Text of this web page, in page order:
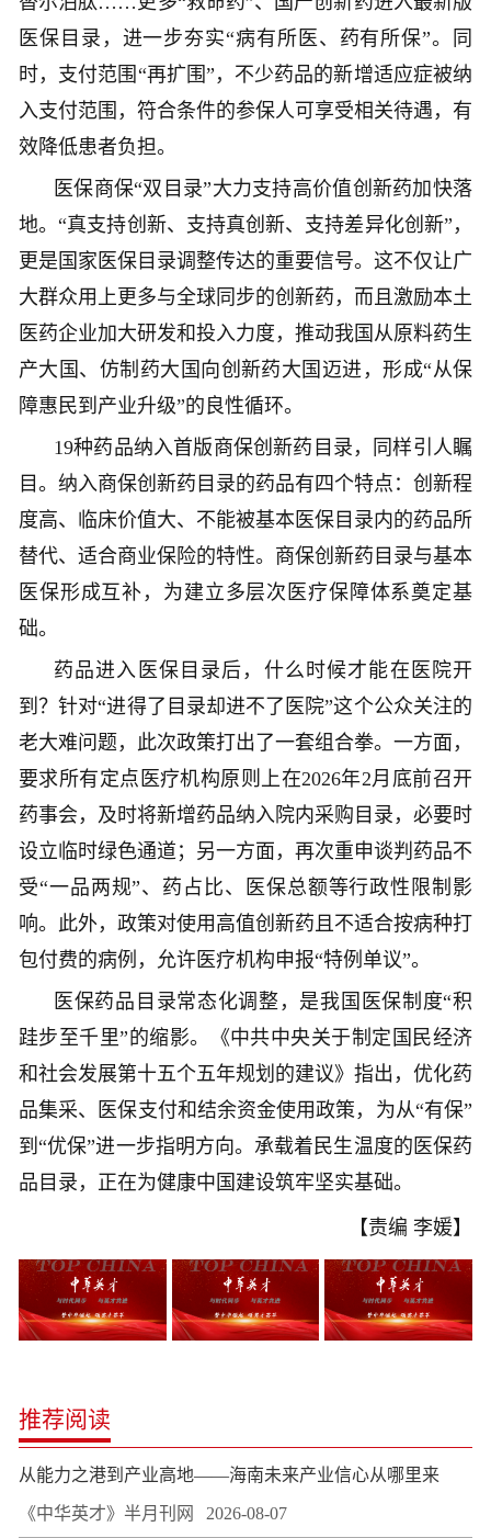
医保目录，进一步夯实“病有所医、药有所保”。同
时，支付范围“再扩围”，不少药品的新增适应症被纳
入支付范围，符合条件的参保人可享受相关待遇，有
效降低患者负担。
医保商保“双目录”大力支持高价值创新药加快落
地。“真支持创新、支持真创新、支持差异化创新”，
更是国家医保目录调整传达的重要信号。这不仅让广
大群众用上更多与全球同步的创新药，而且激励本土
医药企业加大研发和投入力度，推动我国从原料药生
产大国、仿制药大国向创新药大国迈进，形成“从保
障惠民到产业升级”的良性循环。
19种药品纳入首版商保创新药目录，同样引人瞩
目。纳入商保创新药目录的药品有四个特点：创新程
度高、临床价值大、不能被基本医保目录内的药品所
替代、适合商业保险的特性。商保创新药目录与基本
医保形成互补，为建立多层次医疗保障体系奠定基
础。
药品进入医保目录后，什么时候才能在医院开
到？针对“进得了目录却进不了医院”这个公众关注的
老大难问题，此次政策打出了一套组合拳。一方面，
要求所有定点医疗机构原则上在2026年2月底前召开
药事会，及时将新增药品纳入院内采购目录，必要时
设立临时绿色通道；另一方面，再次重申谈判药品不
受“一品两规”、药占比、医保总额等行政性限制影
响。此外，政策对使用高值创新药且不适合按病种打
包付费的病例，允许医疗机构申报“特例单议”。
医保药品目录常态化调整，是我国医保制度“积
跬步至千里”的缩影。《中共中央关于制定国民经济
和社会发展第十五个五年规划的建议》指出，优化药
品集采、医保支付和结余资金使用政策，为从“有保”
到“优保”进一步指明方向。承载着民生温度的医保药
品目录，正在为健康中国建设筑牢坚实基础。
【责编 李媛】
推荐阅读
从能力之港到产业高地——海南未来产业信心从哪里来
《中华英才》半月刊网 2026-08-07